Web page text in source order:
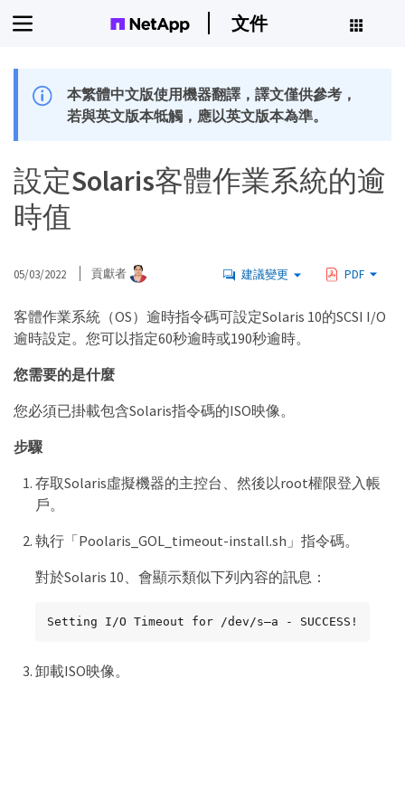
文件
本繁體中文版使用機器翻譯，譯文僅供參考，
若與英文版本牴觸，應以英文版本為準。
設定Solaris客體作業系統的逾
時值
05/03/2022 貢獻者 建議變更 PDF
客體作業系統（OS）逾時指令碼可設定Solaris 10的SCSI I/O
逾時設定。您可以指定60秒逾時或190秒逾時。
您需要的是什麼
您必須已掛載包含Solaris指令碼的ISO映像。
步驟
存取Solaris虛擬機器的主控台、然後以root權限登入帳
戶。
執行「Poolaris_GOL_timeout-install.sh」指令碼。
對於Solaris 10、會顯示類似下列內容的訊息：
Setting I/O Timeout for /dev/s–a - SUCCESS!
卸載ISO映像。